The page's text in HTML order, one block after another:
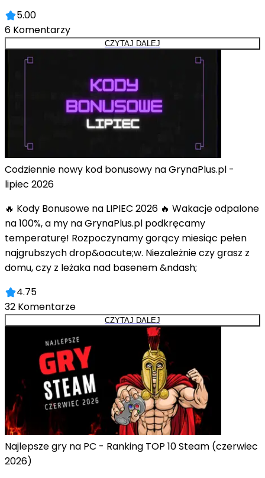
5.00
6 Komentarzy
CZYTAJ DALEJ
Codziennie nowy kod bonusowy na GrynaPlus.pl -
lipiec 2026
🔥 Kody Bonusowe na LIPIEC 2026 🔥 Wakacje odpalone
na 100%, a my na GrynaPlus.pl podkręcamy
temperaturę! Rozpoczynamy gorący miesiąc pełen
najgrubszych drop&oacute;w. Niezależnie czy grasz z
domu, czy z leżaka nad basenem &ndash;
4.75
32 Komentarze
CZYTAJ DALEJ
Najlepsze gry na PC - Ranking TOP 10 Steam (czerwiec
2026)